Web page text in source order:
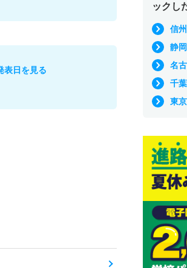
表日を見る
ックし
信
静
名
千
東